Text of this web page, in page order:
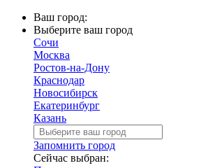
Ваш город:
Выберите ваш город
Сочи
Москва
Ростов-на-Дону
Краснодар
Новосибирск
Екатеринбург
Казань
Запомнить город
Сейчас выбран: